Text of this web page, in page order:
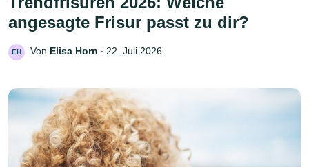
angesagte Frisur passt zu dir?
EH Von Elisa Horn ‧ 22. Juli 2026